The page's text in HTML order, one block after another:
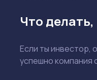
Что
Если ты инвестор,
успешно компания